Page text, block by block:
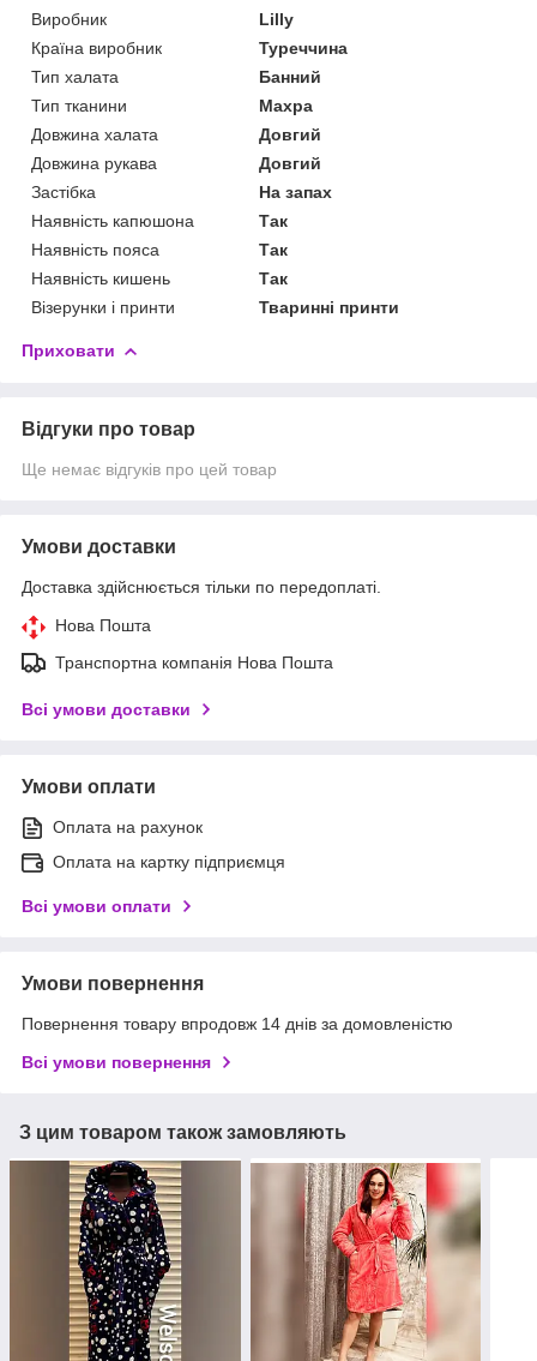
Виробник
Lilly
Країна виробник
Туреччина
Тип халата
Банний
Тип тканини
Махра
Довжина халата
Довгий
Довжина рукава
Довгий
Застібка
На запах
Наявність капюшона
Так
Наявність пояса
Так
Наявність кишень
Так
Візерунки і принти
Тваринні принти
Приховати
Відгуки про товар
Ще немає відгуків про цей товар
Умови доставки
Доставка здійснюється тільки по передоплаті.
Нова Пошта
Транспортна компанія Нова Пошта
Всі умови доставки
Умови оплати
Оплата на рахунок
Оплата на картку підприємця
Всі умови оплати
Умови повернення
Повернення товару впродовж 14 днів за домовленістю
Всі умови повернення
З цим товаром також замовляють